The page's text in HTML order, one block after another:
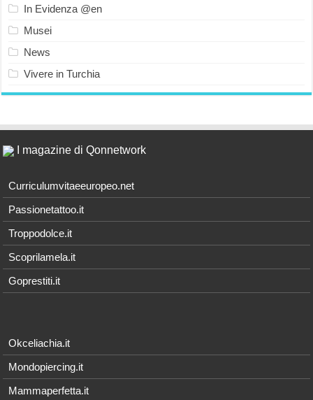
In Evidenza @en
Musei
News
Vivere in Turchia
I magazine di Qonnetwork
Curriculumvitaeeuropeo.net
Passionetattoo.it
Troppodolce.it
Scoprilamela.it
Goprestiti.it
Okceliachia.it
Mondopiercing.it
Mammaperfetta.it